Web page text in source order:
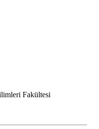
Fakültesi